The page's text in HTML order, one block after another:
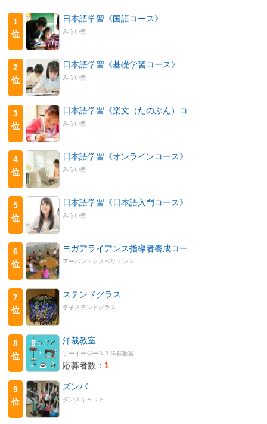
1
位
日本語学習《国語コース》
みらい塾
2
位
日本語学習《基礎学習コース》
みらい塾
3
位
日本語学習《楽文（たのぶん）コ
みらい塾
4
位
日本語学習《オンラインコース》
みらい塾
5
位
日本語学習《日本語入門コース》
みらい塾
6
位
ヨガアライアンス指導者養成コー
アーバンエクスペリエンス
7
位
ステンドグラス
亨子ステンドグラス
8
位
洋裁教室
ソーイージーＮＹ洋裁教室
応募者数： 1
9
位
ズンバ
ダンスキャット